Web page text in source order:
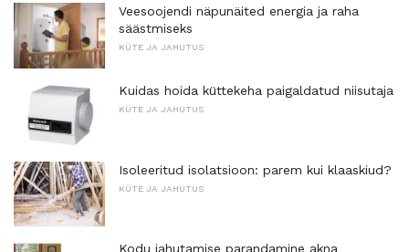
Veesoojendi näpunäited energia ja raha
säästmiseks
KÜTE JA JAHUTUS
Kuidas hoida küttekeha paigaldatud niisutaja
KÜTE JA JAHUTUS
Isoleeritud isolatsioon: parem kui klaaskiud?
KÜTE JA JAHUTUS
Kodu jahutamise parandamine akna